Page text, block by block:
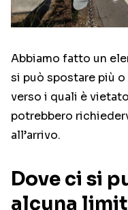
Abbiamo fatto un
si può spostare più
verso i quali è
potrebbero
all’arrivo.
Dove ci si
alcuna